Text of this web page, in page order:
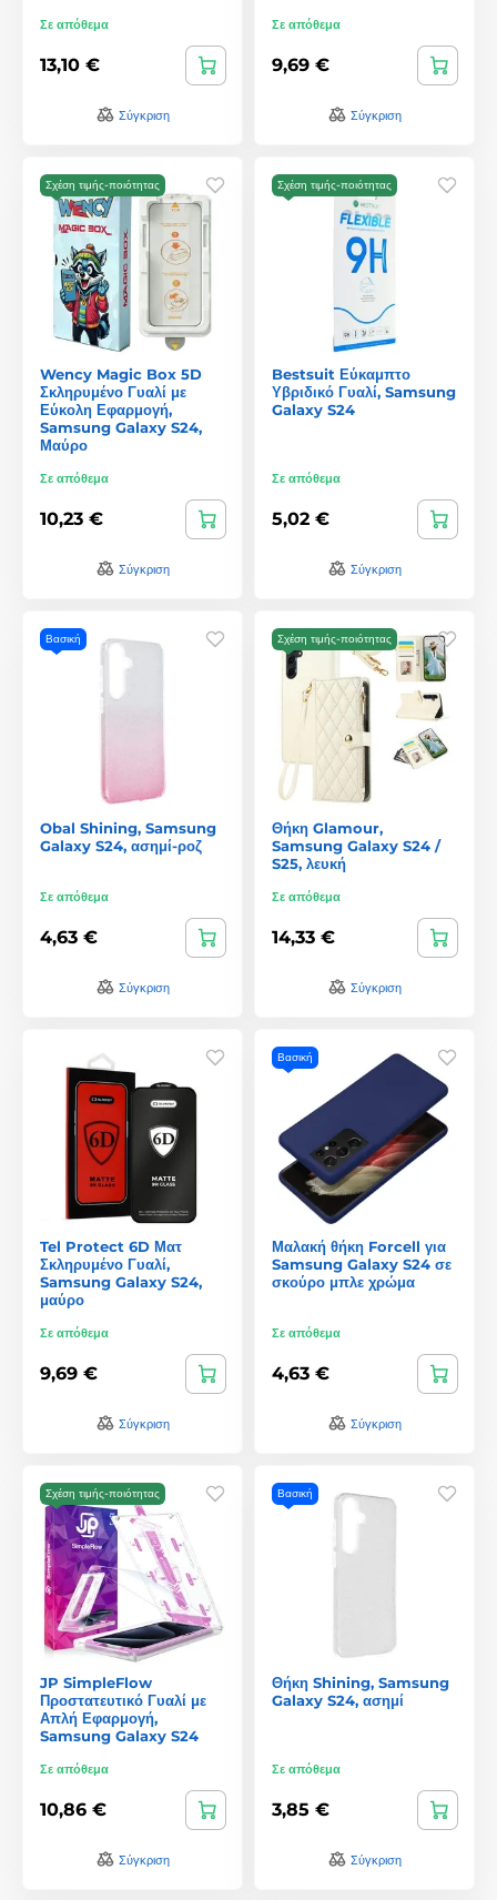
Σε απόθεμα
13,10 €
Σύγκριση
Σε απόθεμα
9,69 €
Σύγκριση
Σχέση τιμής-ποιότητας
Wency Magic Box 5D
Σκληρυμένο Γυαλί με
Εύκολη Εφαρμογή,
Samsung Galaxy S24,
Μαύρο
Σε απόθεμα
10,23 €
Σύγκριση
Σχέση τιμής-ποιότητας
Bestsuit Εύκαμπτο
Υβριδικό Γυαλί, Samsung
Galaxy S24
Σε απόθεμα
5,02 €
Σύγκριση
Βασική
Obal Shining, Samsung
Galaxy S24, ασημί-ροζ
Σε απόθεμα
4,63 €
Σύγκριση
Σχέση τιμής-ποιότητας
Θήκη Glamour,
Samsung Galaxy S24 /
S25, λευκή
Σε απόθεμα
14,33 €
Σύγκριση
Tel Protect 6D Ματ
Σκληρυμένο Γυαλί,
Samsung Galaxy S24,
μαύρο
Σε απόθεμα
9,69 €
Σύγκριση
Βασική
Μαλακή θήκη Forcell για
Samsung Galaxy S24 σε
σκούρο μπλε χρώμα
Σε απόθεμα
4,63 €
Σύγκριση
Σχέση τιμής-ποιότητας
JP SimpleFlow
Προστατευτικό Γυαλί με
Απλή Εφαρμογή,
Samsung Galaxy S24
Σε απόθεμα
10,86 €
Σύγκριση
Βασική
Θήκη Shining, Samsung
Galaxy S24, ασημί
Σε απόθεμα
3,85 €
Σύγκριση